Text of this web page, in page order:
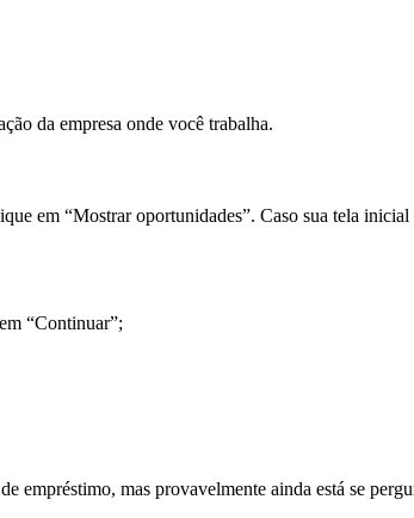
da empresa onde você trabalha.
em “Mostrar oportunidades”. Caso sua tela
“Continuar”;
mas provavelmente ainda está se